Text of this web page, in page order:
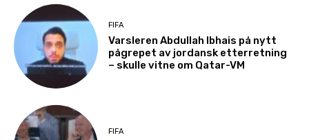
FIFA
Varsleren Abdullah Ibhais på nytt
pågrepet av jordansk etterretning
– skulle vitne om Qatar-VM
FIFA